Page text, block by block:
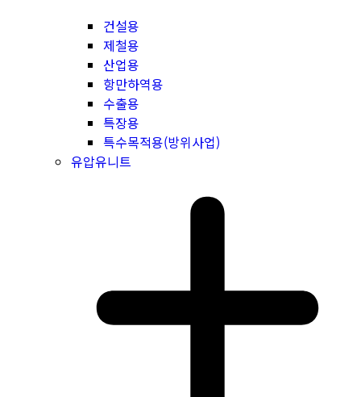
건설용
제철용
산업용
항만하역용
수출용
특장용
특수목적용(방위사업)
유압유니트